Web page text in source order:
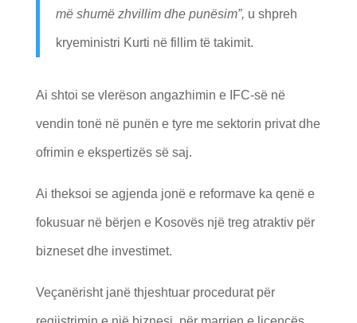
më shumë zhvillim dhe punësim”, u shpreh
kryeministri Kurti në fillim të takimit.
Ai shtoi se vlerëson angazhimin e IFC-së në
vendin tonë në punën e tyre me sektorin privat dhe
ofrimin e ekspertizës së saj.
Ai theksoi se agjenda jonë e reformave ka qenë e
fokusuar në bërjen e Kosovës një treg atraktiv për
bizneset dhe investimet.
Veçanërisht janë thjeshtuar procedurat për